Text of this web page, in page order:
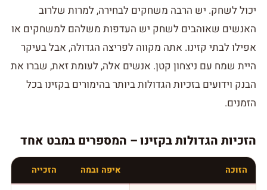
יכול לשחק. יש הרבה משחקים לבחירה, למרות שלרוב
האנשים שאוהבים לשחק יש העדפות משלהם למשחקים או
אפילו לבתי קזינו. אתה מקווה לפריצה הגדולה, אבל בעיקר
היית שמח עם ניצחון קטן. אנשים אלה, לעומת זאת, שברו את
הבנק וידועים בזכיות הגדולות ביותר בהימורים בקזינו בכל
הזמנים.
הזכיות הגדולות בקזינו – המספרים במבט אחד
הזוכה איפה ובמה הזכייה